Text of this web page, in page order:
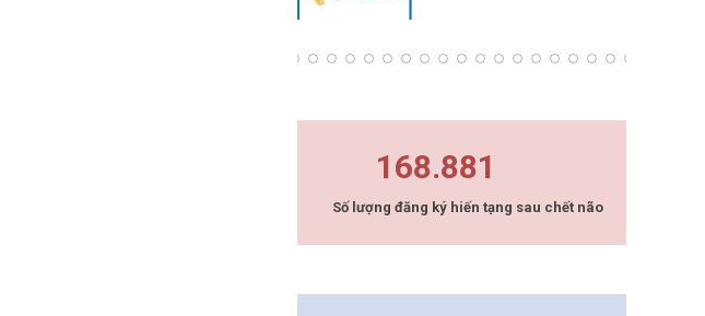
168.881
Số lượng đăng ký hiến tạng sau chết não